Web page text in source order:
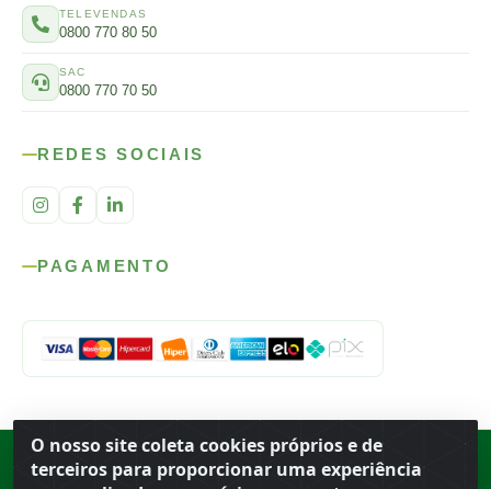
O nosso site coleta cookies próprios e de
terceiros para proporcionar uma experiência
TELEVENDAS
0800 770 80 50
SAC
0800 770 70 50
REDES SOCIAIS
PAGAMENTO
Rod. SP-215, s/n, km 98 — Área Rural Porto Ferreira ·BR
· CEP
· CNPJ 56.679.863/0001-91